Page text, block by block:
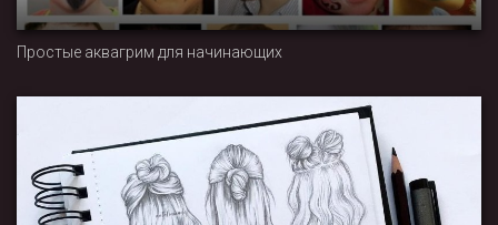
Простые аквагрим для начинающих